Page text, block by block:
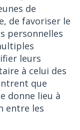
de
de favoriser le
personnelles
leurs
à celui des
que
donne lieu à
entre les